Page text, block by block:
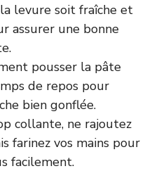
levure soit fraîche et
assurer une bonne
pousser la pâte
de repos pour
bien gonflée.
collante, ne rajoutez
farinez vos mains pour
facilement.